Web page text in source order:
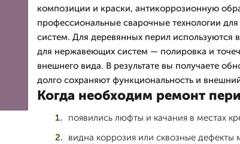
композиции и краски, антикоррозионную
профессиональные сварочные технологии
систем. Для деревянных перил используются
для нержавеющих систем — полировка и
внешнего вида. В результате вы получаете
долго сохраняют функциональность и
Когда необходим ремонт
появились люфты и качания в местах
видна коррозия или сквозные дефекты